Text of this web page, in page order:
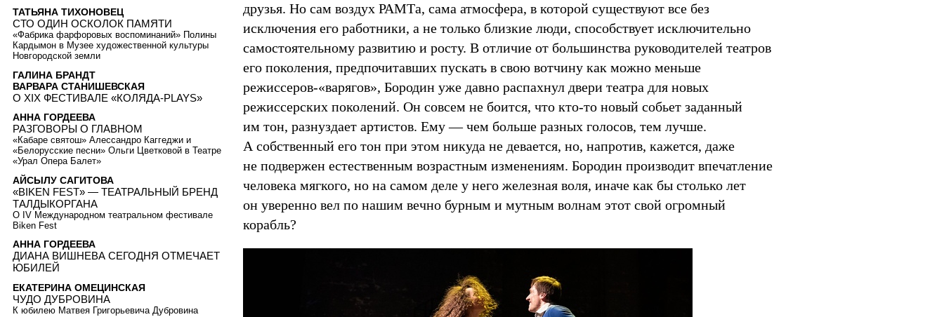
друзья. Но сам воздух РАМТа, сама атмосфера, в которой существуют все без
исключения его работники, а не только близкие люди, способствует исключительно
самостоятельному развитию и росту. В отличие от большинства руководителей театров
его поколения, предпочитавших пускать в свою вотчину как можно меньше
режиссеров-«варягов», Бородин уже давно распахнул двери театра для новых
режиссерских поколений. Он совсем не боится, что кто-то новый собьет заданный
им тон, разнуздает артистов. Ему — чем больше разных голосов, тем лучше.
А собственный его тон при этом никуда не девается, но, напротив, кажется, даже
не подвержен естественным возрастным изменениям. Бородин производит впечатление
человека мягкого, но на самом деле у него железная воля, иначе как бы столько лет
он уверенно вел по нашим вечно бурным и мутным волнам этот свой огромный
корабль?
ТАТЬЯНА ТИХОНОВЕЦ
СТО ОДИН ОСКОЛОК ПАМЯТИ
«Фабрика фарфоровых воспоминаний» Полины
Кардымон в Музее художественной культуры
Новгородской земли
ГАЛИНА БРАНДТ
ВАРВАРА СТАНИШЕВСКАЯ
О XIX ФЕСТИВАЛЕ «КОЛЯДА-PLAYS»
АННА ГОРДЕЕВА
РАЗГОВОРЫ О ГЛАВНОМ
«Кабаре святош» Алессандро Каггеджи и
«Белорусские песни» Ольги Цветковой в Театре
«Урал Опера Балет»
АЙСЫЛУ САГИТОВА
«BIKEN FEST» — ТЕАТРАЛЬНЫЙ БРЕНД
ТАЛДЫКОРГАНА
О IV Международном театральном фестивале
Biken Fest
АННА ГОРДЕЕВА
ДИАНА ВИШНЕВА СЕГОДНЯ ОТМЕЧАЕТ
ЮБИЛЕЙ
ЕКАТЕРИНА ОМЕЦИНСКАЯ
ЧУДО ДУБРОВИНА
К юбилею Матвея Григорьевича Дубровина